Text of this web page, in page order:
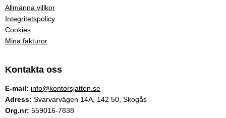
Allmänna villkor
Integritetspolicy
Cookies
Mina fakturor
Kontakta oss
E-mail: info@kontorsjatten.se
Adress: Svarvarvägen 14A, 142 50, Skogås
Org.nr: 559016-7838